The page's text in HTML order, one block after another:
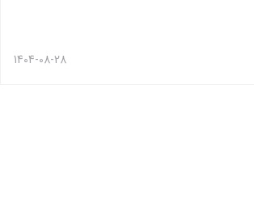
1404-08-28